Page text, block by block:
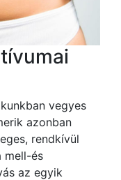
vegyes
azonban
rendkívül
mell-és
az egyik